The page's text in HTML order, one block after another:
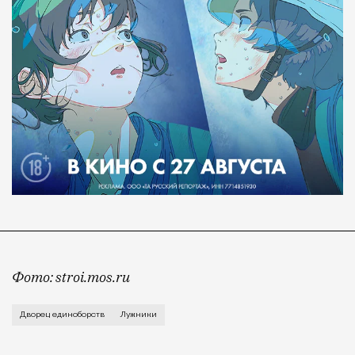
Фото: stroi.mos.ru
Окрестности главного московского стадиона
Дворец единоборств Лужники